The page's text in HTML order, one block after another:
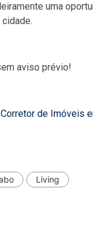
uma
aviso prévio!
Corretor de Imóveis
Living